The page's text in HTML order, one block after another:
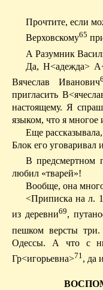
Прочтите, если
Верховскому65
А Разумник
Да, Н<адежда> А
Вячеслав Иванович
пригласить
настоящему. Я
языком, что я многое
Еще
Блок его уговаривал
В предсмертном
любил «тварей»!
Вообще, она
<Припискана л.
из деревни69,
пешком версты
Одессы. А что с
Гр<игорьевна>71 , да